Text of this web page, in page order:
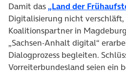
Damit das„Land der
Digitalisierung nicht
Koalitionspartner in
„Sachsen-Anhalt digital“
Dialogprozess begleiten.
Vorreiterbundesland seien ein